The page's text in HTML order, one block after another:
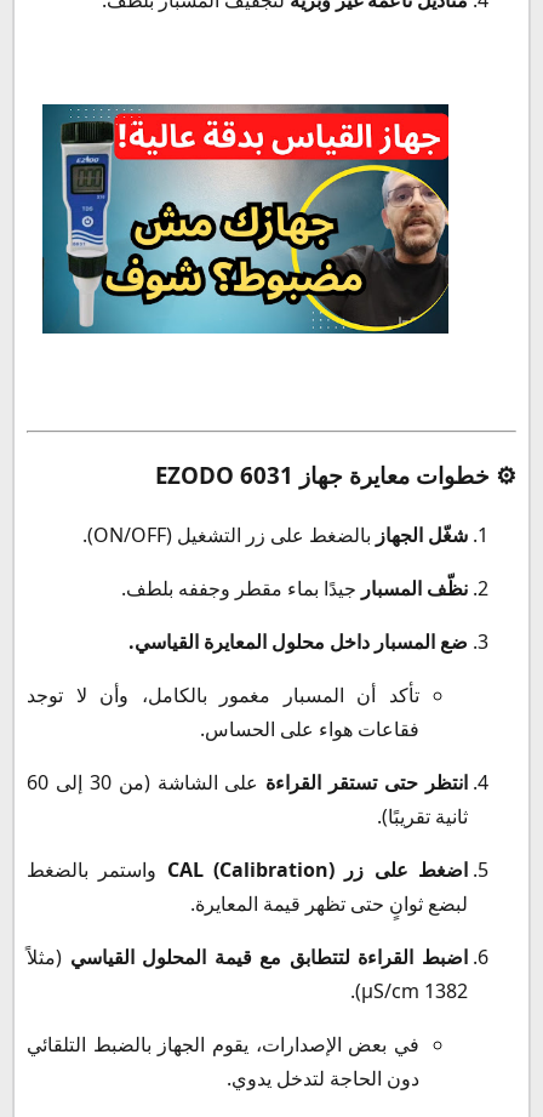
⚙️ خطوات معايرة جهاز EZODO 6031
شغّل الجهاز بالضغط على زر التشغيل (ON/OFF).
نظّف المسبار جيدًا بماء مقطر وجففه بلطف.
ضع المسبار داخل محلول المعايرة القياسي.
تأكد أن المسبار مغمور بالكامل، وأن لا توجد
فقاعات هواء على الحساس.
انتظر حتى تستقر القراءة
على الشاشة (من 30 إلى 60
ثانية تقريبًا).
اضغط على زر CAL (Calibration)
واستمر بالضغط
لبضع ثوانٍ حتى تظهر قيمة المعايرة.
اضبط القراءة لتتطابق مع قيمة المحلول القياسي (مثلاً
1382 µS/cm).
في بعض الإصدارات، يقوم الجهاز بالضبط التلقائي
دون الحاجة لتدخل يدوي.